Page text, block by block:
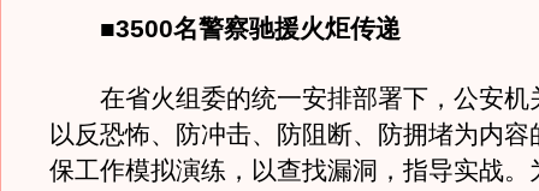
■3500名警察驰援火炬传递
在省火组委的统一安排部署下，公安机
以反恐怖、防冲击、防阻断、防拥堵为内容
保工作模拟演练，以查找漏洞，指导实战。